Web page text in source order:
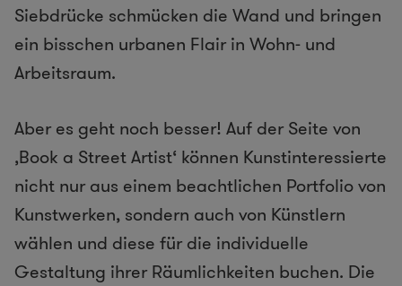
Siebdrücke schmücken die Wand und bringen
ein bisschen urbanen Flair in Wohn- und
Arbeitsraum.
Aber es geht noch besser! Auf der Seite von
‚Book a Street Artist‘ können Kunstinteressierte
nicht nur aus einem beachtlichen Portfolio von
Kunstwerken, sondern auch von Künstlern
wählen und diese für die individuelle
Gestaltung ihrer Räumlichkeiten buchen. Die